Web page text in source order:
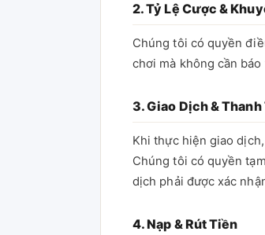
2. Tỷ Lệ Cược &
Chúng tôi có quyền
chơi mà không cần
3. Giao Dịch & Thanh
Khi thực hiện giao
Chúng tôi có quyền
dịch phải được xác
4. Nạp & Rút Tiền